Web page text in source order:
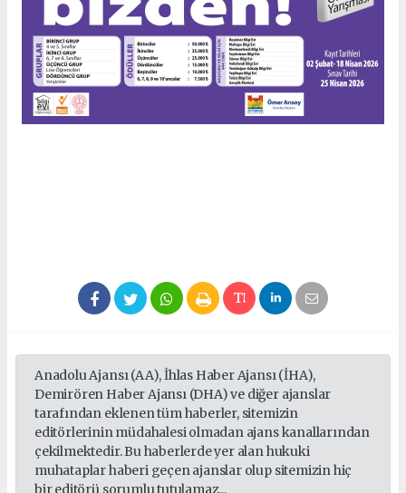
Anadolu Ajansı (AA), İhlas Haber Ajansı (İHA),
Demirören Haber Ajansı (DHA) ve diğer ajanslar
tarafından eklenen tüm haberler, sitemizin
editörlerinin müdahalesi olmadan ajans kanallarından
çekilmektedir. Bu haberlerde yer alan hukuki
muhataplar haberi geçen ajanslar olup sitemizin hiç
bir editörü sorumlu tutulamaz...